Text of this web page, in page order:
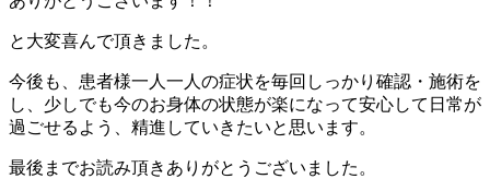
と大変喜んで頂きました。
今後も、患者様一人一人の症状を毎回しっかり確認・施術を
し、少しでも今のお身体の状態が楽になって安心して日常が
過ごせるよう、精進していきたいと思います。
最後までお読み頂きありがとうございました。